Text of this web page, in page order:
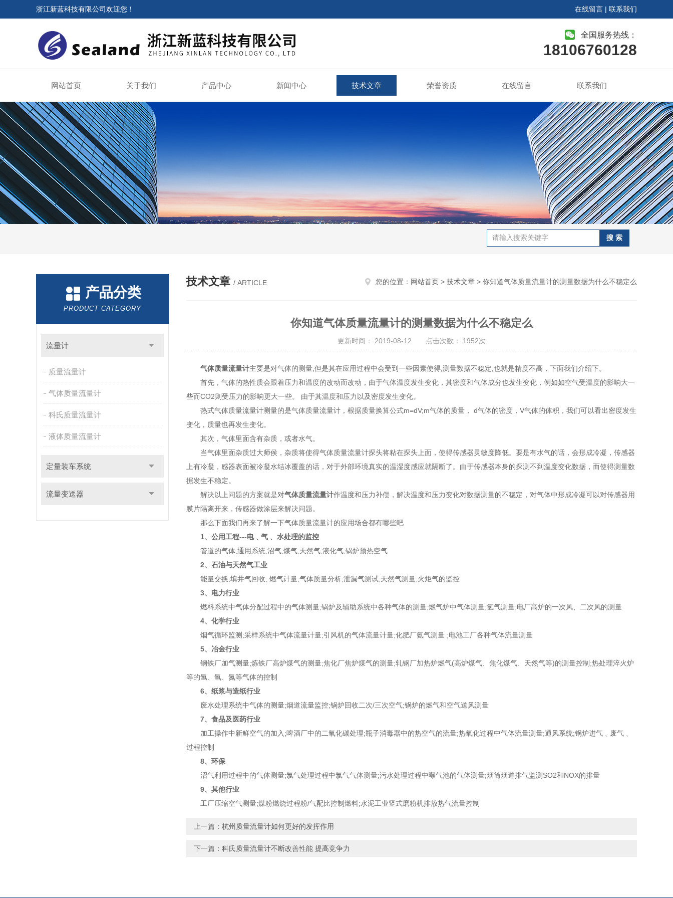
浙江新蓝科技有限公司欢迎您！ 在线留言 | 联系我们
全国服务热线：
18106760128
网站首页 关于我们 产品中心 新闻中心 技术文章 荣誉资质 在线留言 联系我们
产品分类
PRODUCT CATEGORY
流量计
质量流量计
气体质量流量计
科氏质量流量计
液体质量流量计
定量装车系统
流量变送器
技术文章 / ARTICLE 您的位置： 网站首页 > 技术文章 > 你知道气体质量流量计的测量数据为什么不稳定么
你知道气体质量流量计的测量数据为什么不稳定么
更新时间： 2019-08-12 点击次数： 1952次
气体质量流量计主要是对气体的测量,但是其在应用过程中会受到一些因素使得,测量数据不稳定,也就是精度不高，下面我们介绍下。
首先，气体的热性质会跟着压力和温度的改动而改动，由于气体温度发生变化，其密度和气体成分也发生变化，例如如空气受温度的影响大一
些而CO2则受压力的影响更大一些。 由于其温度和压力以及密度发生变化。
热式气体质量流量计测量的是气体质量流量计，根据质量换算公式m=dV;m气体的质量， d气体的密度，V气体的体积，我们可以看出密度发生
变化，质量也再发生变化。
其次，气体里面含有杂质，或者水气。
当气体里面杂质过大师侯，杂质将使得气体质量流量计探头将粘在探头上面，使得传感器灵敏度降低。要是有水气的话，会形成冷凝，传感器
上有冷凝，感器表面被冷凝水结冰覆盖的话，对于外部环境真实的温湿度感应就隔断了。由于传感器本身的探测不到温度变化数据，而使得测量数
据发生不稳定。
解决以上问题的方案就是对气体质量流量计作温度和压力补偿，解决温度和压力变化对数据测量的不稳定，对气体中形成冷凝可以对传感器用
膜片隔离开来，传感器做涂层来解决问题。
那么下面我们再来了解一下气体质量流量计的应用场合都有哪些吧
1、公用工程---电﹑气﹑ 水处理的监控
管道的气体;通用系统;沼气;煤气;天然气;液化气;锅炉预热空气
2、石油与天然气工业
能量交换;填井气回收; 燃气计量;气体质量分析;泄漏气测试;天然气测量;火炬气的监控
3、电力行业
燃料系统中气体分配过程中的气体测量;锅炉及辅助系统中各种气体的测量;燃气炉中气体测量;氢气测量;电厂高炉的一次风、二次风的测量
4、化学行业
烟气循环监测;采样系统中气体流量计量;引风机的气体流量计量;化肥厂氨气测量 ;电池工厂各种气体流量测量
5、冶金行业
钢铁厂加气测量;炼铁厂高炉煤气的测量;焦化厂焦炉煤气的测量;轧钢厂加热炉燃气(高炉煤气、焦化煤气、天然气等)的测量控制;热处理淬火炉
等的氢、氧、氮等气体的控制
6、纸浆与造纸行业
废水处理系统中气体的测量;烟道流量监控;锅炉回收二次/三次空气;锅炉的燃气和空气送风测量
7、食品及医药行业
加工操作中新鲜空气的加入;啤酒厂中的二氧化碳处理;瓶子消毒器中的热空气的流量;热氧化过程中气体流量测量;通风系统;锅炉进气﹑废气﹑
过程控制
8、环保
沼气利用过程中的气体测量;氯气处理过程中氯气气体测量;污水处理过程中曝气池的气体测量;烟筒烟道排气监测SO2和NOX的排量
9、其他行业
工厂压缩空气测量;煤粉燃烧过程粉/气配比控制燃料;水泥工业竖式磨粉机排放热气流量控制
上一篇： 杭州质量流量计如何更好的发挥作用
下一篇： 科氏质量流量计不断改善性能 提高竞争力